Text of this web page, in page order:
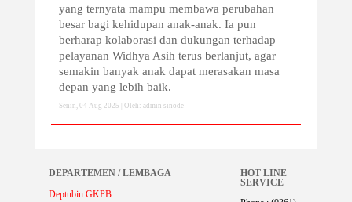
yang ternyata mampu membawa perubahan
besar bagi kehidupan anak-anak. Ia pun
berharap kolaborasi dan dukungan terhadap
pelayanan Widhya Asih terus berlanjut, agar
semakin banyak anak dapat merasakan masa
depan yang lebih baik.
Senin, 04 Aug 2025 | Oleh: admin sinode
DEPARTEMEN / LEMBAGA
Deptubin GKPB
HOT LINE
SERVICE